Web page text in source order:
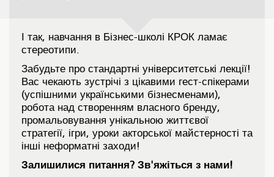
І так, навчання в Бізнес-школі КРОК ламає
стереотипи.
Забудьте про стандартні університетські лекції!
Вас чекають зустрічі з цікавими гест-спікерами
(успішними українськими бізнесменами),
робота над створенням власного бренду,
промальовування унікальною життєвої
стратегії, ігри, уроки акторської майстерності та
інші неформатні заходи!
Залишилися питання? Зв'яжіться з нами!